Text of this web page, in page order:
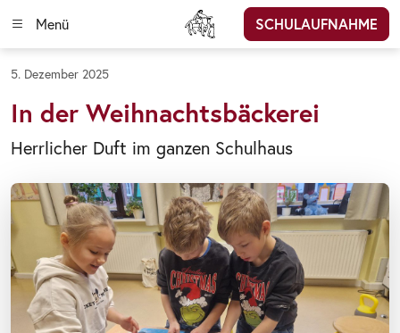
Menü SCHULAUFNAHME
5. Dezember 2025
In der Weihnachtsbäckerei
Herrlicher Duft im ganzen Schulhaus